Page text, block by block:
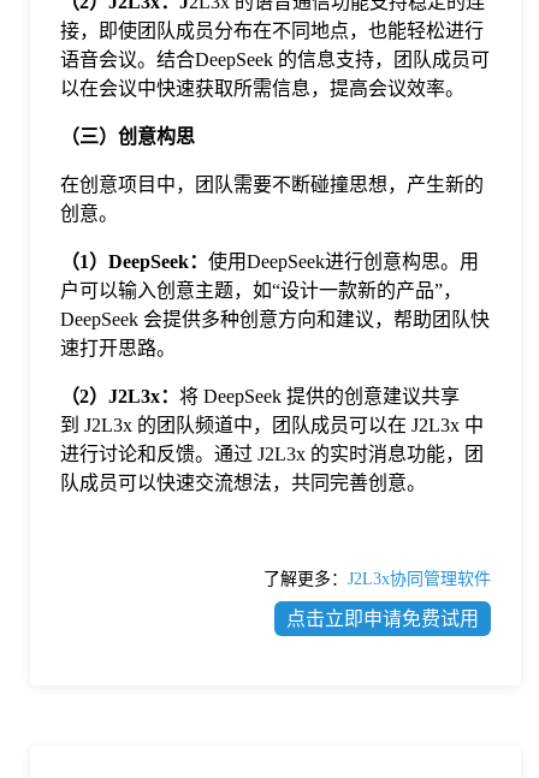
接，即使团队成员分布在不同地点，也能轻松进行
语音会议。结合DeepSeek 的信息支持，团队成员可
以在会议中快速获取所需信息，提高会议效率。
（三）创意构思
在创意项目中，团队需要不断碰撞思想，产生新的
创意。
（1）DeepSeek： 使用DeepSeek进行创意构思。用
户可以输入创意主题，如“设计一款新的产品”，
DeepSeek 会提供多种创意方向和建议，帮助团队快
速打开思路。
（2） J2L3x： 将 DeepSeek 提供的创意建议共享
到 J2L3x 的团队频道中，团队成员可以在 J2L3x 中
进行讨论和反馈。通过 J2L3x 的实时消息功能，团
队成员可以快速交流想法，共同完善创意。
了解更多： J2L3x协同管理软件
点击立即申请免费试用